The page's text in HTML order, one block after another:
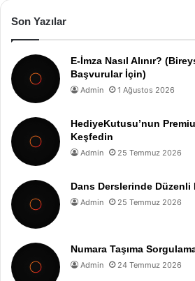
Son Yazılar
E-İmza Nasıl Alınır?
Başvurular İçin)
Admin 1 Ağustos 2026
HediyeKutusu’nun
Keşfedin
Admin 25 Temmuz 2026
Dans Derslerinde Düzenli
Admin 25 Temmuz 2026
Numara Taşıma
Admin 24 Temmuz 2026